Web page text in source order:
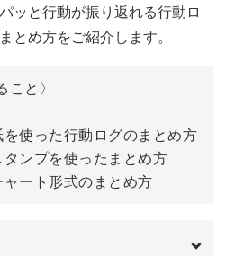
記憶が薄れてしまっても、ご自
できますよ。
うな、素敵な思い出の保存方法
法
ッと行動が振り返れる行動ロ
とめ方をご紹介します。
こと〉
使った行動ログのまとめ方
ンプを使ったまとめ方
ート形式のまとめ方